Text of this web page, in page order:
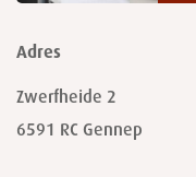
Adres
Zwerfheide 2
6591 RC Gennep